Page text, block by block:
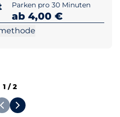
Parken pro 30 Minuten
ab 4,00 €
1 /2